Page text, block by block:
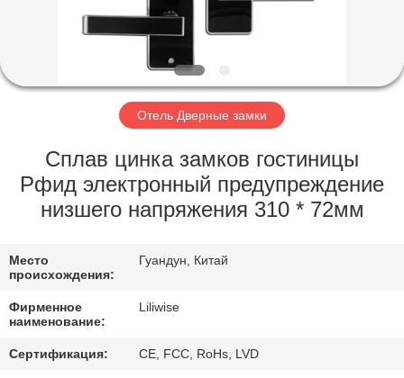
ПУТЕШЕСТВИЕ
ФАБРИКИ
ПРОВЕРКА
КАЧЕСТВА
СВЯЖИТЕСЬ
МЫ
НОВОСТИ
Отель Дверные замки
Сплав цинка замков гостиницы
Рфид электронный предупреждение
низшего напряжения 310 * 72мм
Место
происхождения:
Гуандун, Китай
Фирменное
наименование:
Liliwise
Сертификация: CE, FCC, RoHs, LVD